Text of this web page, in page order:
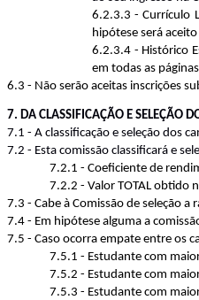
6.2.3.3 - Currículo
hipótese será
6.2.3.4 - Histórico
em todas as
6.3 - Não serão aceitas inscrições
7. DA CLASSIFICAÇÃO E SELEÇÃO
7.1 - A classificação e seleção dos
7.2 - Esta comissão classificará e
7.2.1 - Coeficiente de
7.2.2 - Valor TOTAL obtido
7.3 - Cabe à Comissão de seleção
7.4 - Em hipótese alguma a
7.5 - Caso ocorra empate entre os
7.5.1 - Estudante com
7.5.2 - Estudante com
7.5.3 - Estudante com